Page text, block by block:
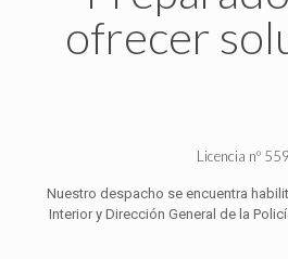
ofrecer
Licencia nº 559
Nuestro despacho se encuentra
Interior y Dirección General de la